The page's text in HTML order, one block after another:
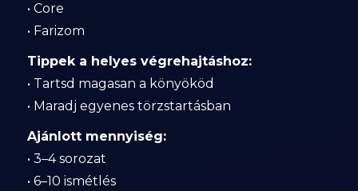
• Core
• Farizom
Tippek a helyes végrehajtáshoz:
• Tartsd magasan a könyököd
• Maradj egyenes törzstartásban
Ajánlott mennyiség:
• 3–4 sorozat
• 6–10 ismétlés